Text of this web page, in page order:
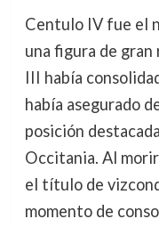
Centulo IV fue el
una figura de
III había
había asegurado
posición
Occitania. Al
el título de
momento de